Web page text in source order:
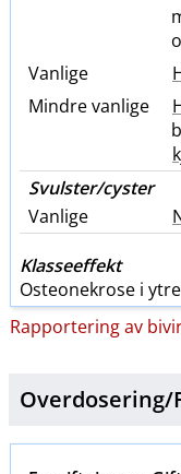
Vanlige
Mindre vanlige
Svulster​/​cyster
Vanlige
Klasseeffekt
Osteonekrose i
Rapportering av
Overdosering​/​